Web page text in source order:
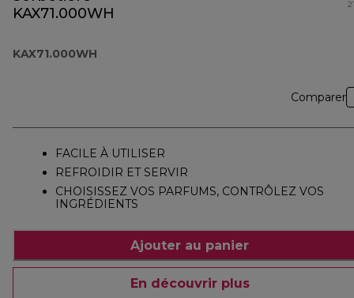
KAX71.000WH
KAX71.000WH
Comparer
FACILE À UTILISER
REFROIDIR ET SERVIR
CHOISISSEZ VOS PARFUMS, CONTRÔLEZ VOS
INGRÉDIENTS
Ajouter au panier
En découvrir plus